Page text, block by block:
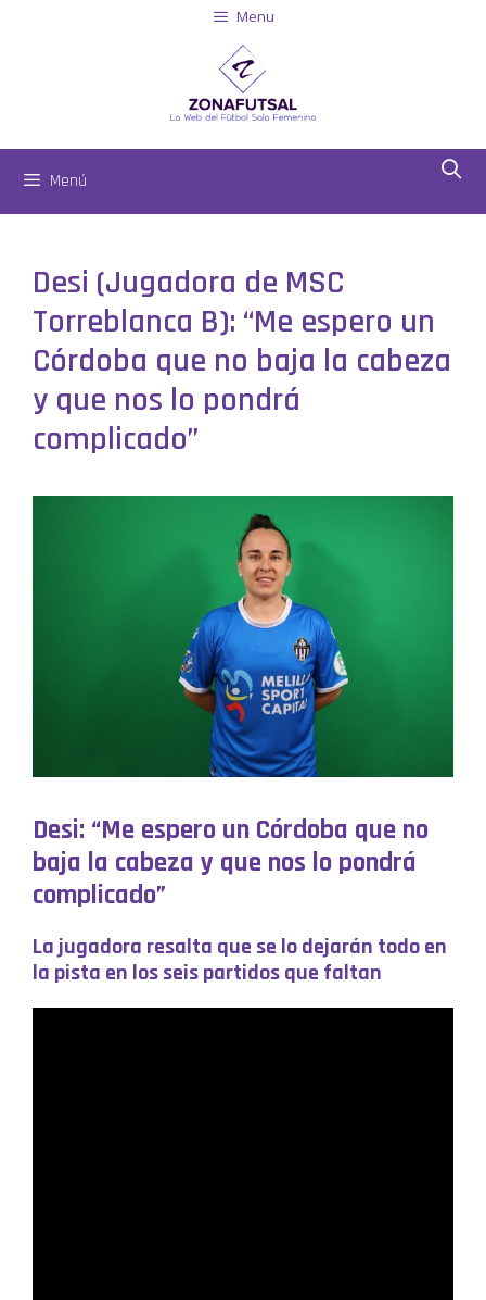
Menu
Menú
Desi (Jugadora de MSC
Torreblanca B): “Me espero un
Córdoba que no baja la cabeza
y que nos lo pondrá
complicado”
Desi: “Me espero un Córdoba que no
baja la cabeza y que nos lo pondrá
complicado”
La jugadora resalta que se lo dejarán todo en
la pista en los seis partidos que faltan